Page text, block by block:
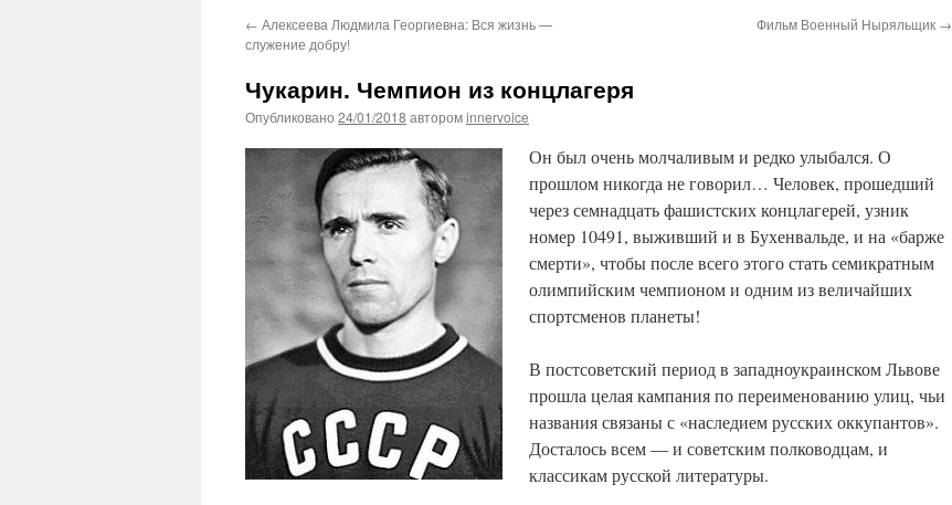
← Алексеева Людмила Георгиевна: Вся жизнь —
служение добру!
Фильм Военный Ныряльщик →
Чукарин. Чемпион из концлагеря
Опубликовано 24/01/2018 авторомinnervoice
Он был очень молчаливым и редко улыбался. О
прошлом никогда не говорил… Человек, прошедший
через семнадцать фашистских концлагерей, узник
номер 10491, выживший и в Бухенвальде, и на «барже
смерти», чтобы после всего этого стать семикратным
олимпийским чемпионом и одним из величайших
спортсменов планеты!
В постсоветский период в западноукраинском Львове
прошла целая кампания по переименованию улиц, чьи
названия связаны с «наследием русских оккупантов».
Досталось всем — и советским полководцам, и
классикам русской литературы.